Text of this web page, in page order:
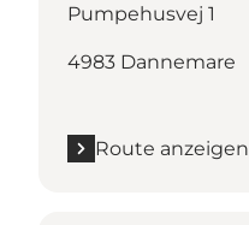
Pumpehusvej 1
4983 Dannemare
Route anzeigen